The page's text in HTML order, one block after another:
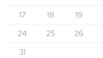
17
18 19
24
25 26
31